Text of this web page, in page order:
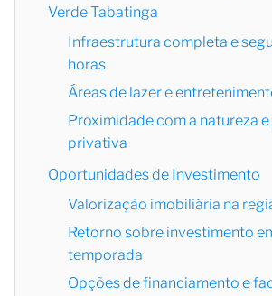
Verde Tabatinga
Infraestrutura completa e
horas
Áreas de lazer e
Proximidade com a natureza
privativa
Oportunidades de Investimento
Valorização imobiliária na
Retorno sobre investimento
temporada
Opções de financiamento e